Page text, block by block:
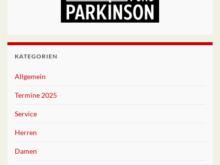
KATEGORIEN
Allgemein
Termine 2025
Service
Herren
Damen